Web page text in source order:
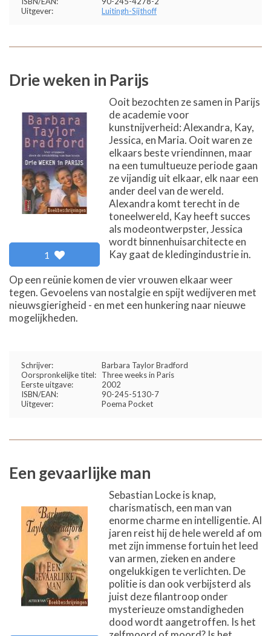
Uitgever:
Luitingh-Sijthoff
Drie weken in Parijs
1
Ooit bezochten ze samen in Parijs
de academie voor
kunstnijverheid: Alexandra, Kay,
Jessica, en Maria. Ooit waren ze
elkaars beste vriendinnen, maar
na een tumultueuze periode gaan
ze vijandig uit elkaar, elk naar een
ander deel van de wereld.
Alexandra komt terecht in de
toneelwereld, Kay heeft succes
als modeontwerpster, Jessica
wordt binnenhuisarchitecte en
Kay gaat de kledingindustrie in.
Op een reünie komen de vier vrouwen elkaar weer
tegen. Gevoelens van nostalgie en spijt wedijveren met
nieuwsgierigheid - en met een hunkering naar nieuwe
mogelijkheden.
Schrijver:
Barbara Taylor Bradford
Oorspronkelijke titel:
Three weeks in Paris
Eerste uitgave:
2002
ISBN/EAN:
90-245-5130-7
Uitgever:
Poema Pocket
Een gevaarlijke man
Sebastian Locke is knap,
charismatisch, een man van
enorme charme en intelligentie. Al
jaren reist hij de hele wereld af om
met zijn immense fortuin het leed
van armen, zieken en andere
ongelukkigen te verlichten. De
politie is dan ook verbijsterd als
juist deze filantroop onder
mysterieuze omstandigheden
dood wordt aangetroffen. Is het